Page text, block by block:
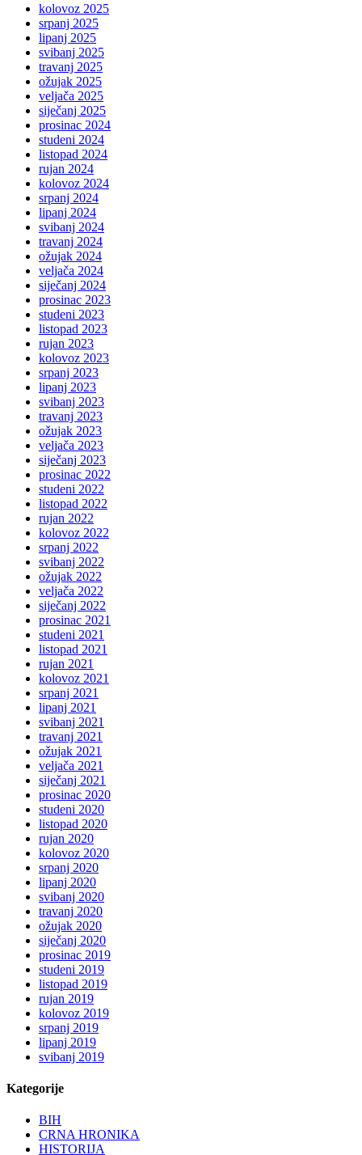
kolovoz 2025
srpanj 2025
lipanj 2025
svibanj 2025
travanj 2025
ožujak 2025
veljača 2025
siječanj 2025
prosinac 2024
studeni 2024
listopad 2024
rujan 2024
kolovoz 2024
srpanj 2024
lipanj 2024
svibanj 2024
travanj 2024
ožujak 2024
veljača 2024
siječanj 2024
prosinac 2023
studeni 2023
listopad 2023
rujan 2023
kolovoz 2023
srpanj 2023
lipanj 2023
svibanj 2023
travanj 2023
ožujak 2023
veljača 2023
siječanj 2023
prosinac 2022
studeni 2022
listopad 2022
rujan 2022
kolovoz 2022
srpanj 2022
svibanj 2022
ožujak 2022
veljača 2022
siječanj 2022
prosinac 2021
studeni 2021
listopad 2021
rujan 2021
kolovoz 2021
srpanj 2021
lipanj 2021
svibanj 2021
travanj 2021
ožujak 2021
veljača 2021
siječanj 2021
prosinac 2020
studeni 2020
listopad 2020
rujan 2020
kolovoz 2020
srpanj 2020
lipanj 2020
svibanj 2020
travanj 2020
ožujak 2020
siječanj 2020
prosinac 2019
studeni 2019
listopad 2019
rujan 2019
kolovoz 2019
srpanj 2019
lipanj 2019
svibanj 2019
Kategorije
BIH
CRNA HRONIKA
HISTORIJA